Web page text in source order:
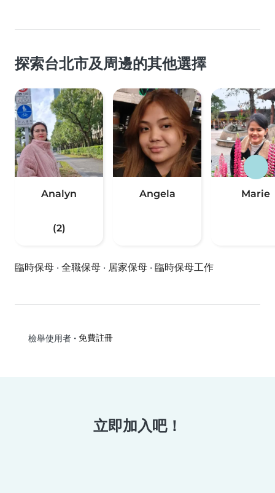
探索台北市及周邊的其他選擇
Analyn
(2)
Angela Marie
臨時保母 · 全職保母 · 居家保母 · 臨時保母工作
檢舉使用者• 免費註冊
立即加入吧！